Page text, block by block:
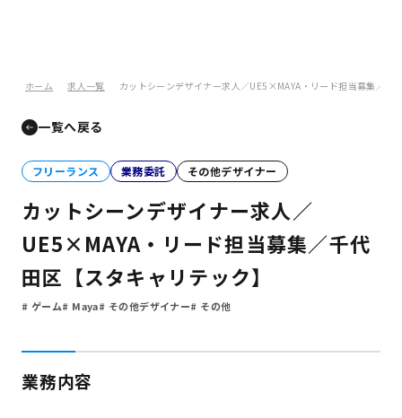
ホーム 求人一覧 カットシーンデザイナー求人／UE5×MAYA・リード担当募集／千
一覧へ戻る
フリーランス 業務委託 その他デザイナー
カットシーンデザイナー求人／
UE5×MAYA・リード担当募集／千代
田区【スタキャリテック】
ゲーム Maya その他デザイナー その他
業務内容